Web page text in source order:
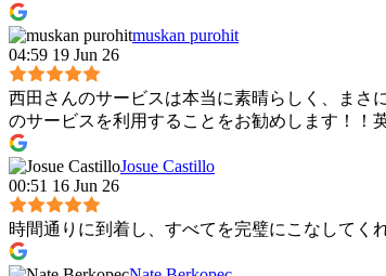
muskan purohit
04:59 19 Jun 26
西田さんのサービスは本当に素晴らしく、まさ
のサービスを利用することをお勧めします！！
Josue Castillo
00:51 16 Jun 26
時間通りに到着し、すべてを完璧にこなしてく